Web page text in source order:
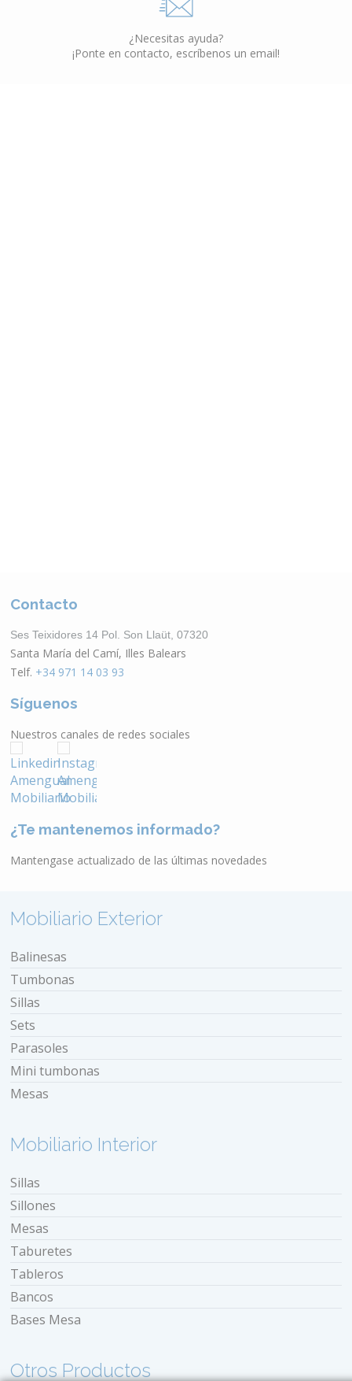
¿Necesitas ayuda?
¡Ponte en contacto, escríbenos un email!
Contacto
Ses Teixidores 14 Pol. Son Llaüt, 07320
Santa María del Camí, Illes Balears
Telf. +34 971 14 03 93
Síguenos
Nuestros canales de redes sociales
¿Te mantenemos informado?
Mantengase actualizado de las últimas novedades
Mobiliario Exterior
Balinesas
Tumbonas
Sillas
Sets
Parasoles
Mini tumbonas
Mesas
Mobiliario Interior
Sillas
Sillones
Mesas
Taburetes
Tableros
Bancos
Bases Mesa
Otros Productos